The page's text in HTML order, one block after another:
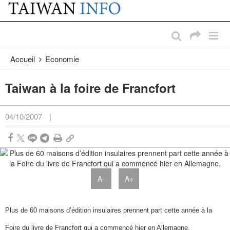
Passer au contenu principal
:::
Accueil Economie
Taiwan à la foire de Francfort
04/10/2007 |
A- A+
Plus de 60 maisons d’édition insulaires prennent part cette année à la
Foire du livre de Francfort qui a commencé hier en Allemagne.